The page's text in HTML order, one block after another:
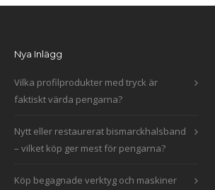
Nya Inlägg
Vilka profilprodukter med tryck är
faktiskt värda pengarna?
Nytt eller restaurerat bismarckhalsband
– vilket köp ger mest för pengarna?
Köp begagnade verktyg och maskiner